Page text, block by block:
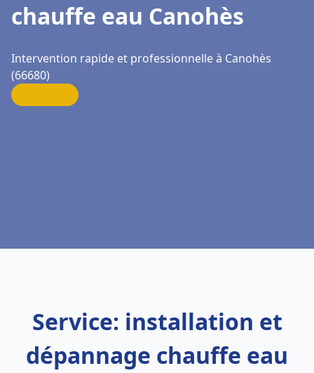
chauffe eau Canohès
Intervention rapide et professionnelle à Canohès
(66680)
Service: installation et
dépannage chauffe eau